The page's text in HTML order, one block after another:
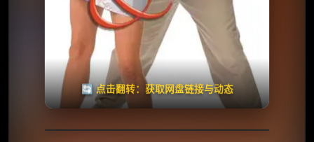
🔄 点击翻转：获取网盘链接与动态
失效请反馈
🧧️
天天领红包